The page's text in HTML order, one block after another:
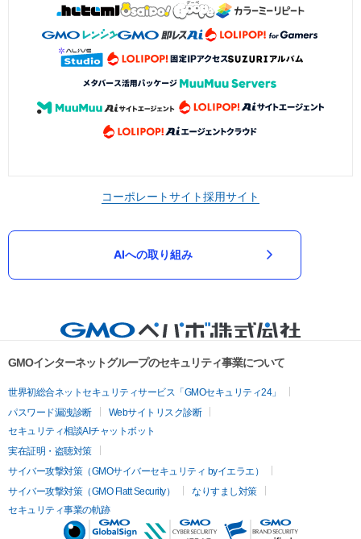
コーポレートサイト採用サイト
AIへの取り組み
GMOインターネットグループのセキュリティ事業について
世界初総合ネットセキュリティサービス「GMOセキュリティ24」
パスワード漏洩診断
Webサイトリスク診断
セキュリティ相談AIチャットボット
実在証明・盗聴対策
サイバー攻撃対策（GMOサイバーセキュリティ byイエラエ）
サイバー攻撃対策（GMO Flatt Security）
なりすまし対策
セキュリティ事業の軌跡